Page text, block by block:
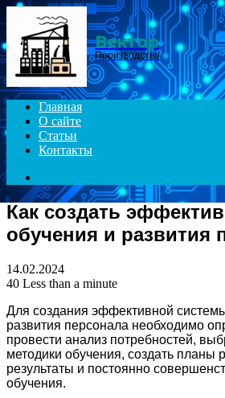
Вектор
Производство
Главная
О сайте
Статьи
Контакты
for
Как создать
обучения и развития
14.02.2024
40 Less than a minute
Для создания эффективной
развития персонала необходимо
провести анализ потребностей,
методики обучения, создать планы
результаты и постоянно
обучения.